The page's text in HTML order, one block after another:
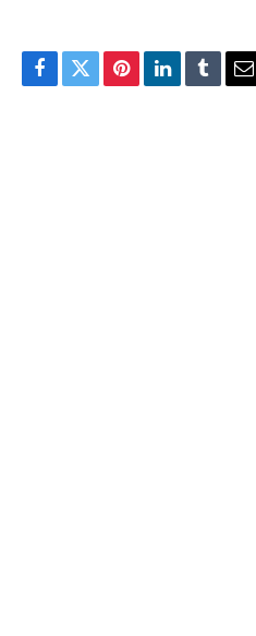
Facebook
TwitterPinterestLinkedIn